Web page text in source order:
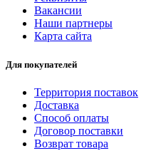
Вакансии
Наши партнеры
Карта сайта
Для покупателей
Территория поставок
Доставка
Способ оплаты
Договор поставки
Возврат товара